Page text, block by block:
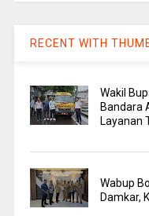
RECENT WITH
Wakil
Bandara
Layanan
Wabup
Damkar,